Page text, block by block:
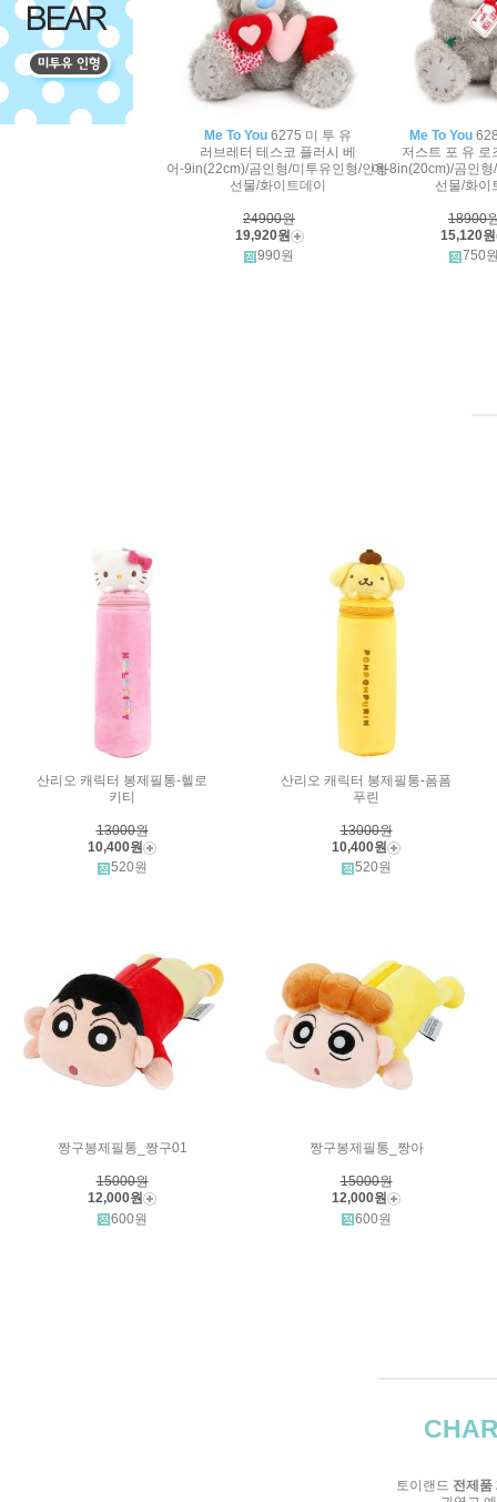
Me To You6275 미 투 유
러브레터 테스코 플러시 베
어-9in(22cm)/곰인형/미투유인형/인형
선물/화이트데이
24900원
19,920원
990원
Me To You
저스트 포 유 로
어-8in(20cm)/곰인
선물/화이
18900
15,120원
750
산리오 캐릭터 봉제필통-헬로
키티
13000원
10,400원
520원
산리오 캐릭터 봉제필통-폼폼
푸린
13000원
10,400원
520원
짱구봉제필통_짱구01
15000원
12,000원
600원
짱구봉제필통_짱아
15000원
12,000원
600원
토이랜드 전제품